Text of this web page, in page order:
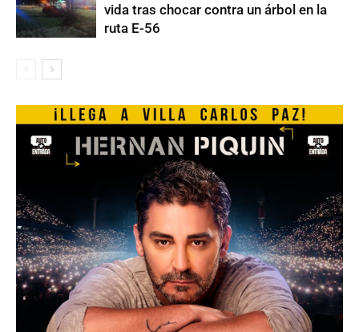
vida tras chocar contra un árbol en la
ruta E-56